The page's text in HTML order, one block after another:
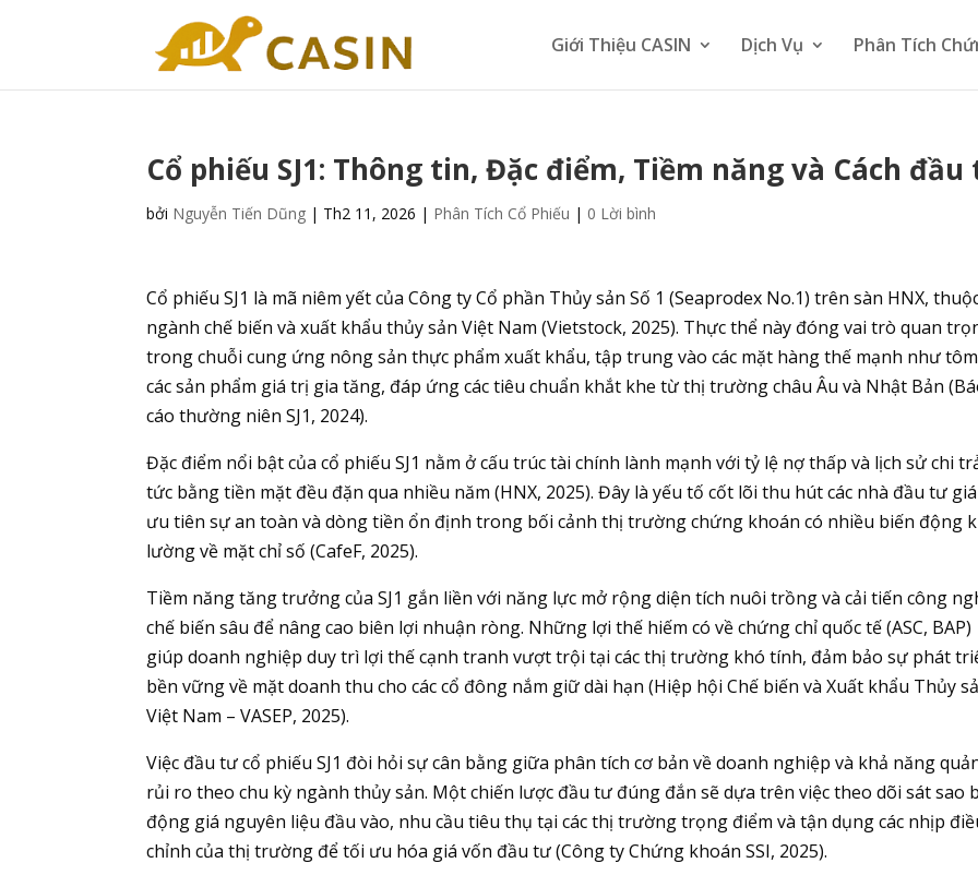
Giới Thiệu CASIN Dịch Vụ Phân Tích
Cổ phiếu SJ1: Thông tin, Đặc điểm, Tiềm năng và Cách
bởi Nguyễn Tiến Dũng | Th2 11, 2026 | Phân Tích Cổ Phiếu | 0 Lời bình
Cổ phiếu SJ1 là mã niêm yết của Công ty Cổ phần Thủy sản Số 1 (Seaprodex No.1) trên sàn HNX,
ngành chế biến và xuất khẩu thủy sản Việt Nam (Vietstock, 2025). Thực thể này đóng vai trò quan
trong chuỗi cung ứng nông sản thực phẩm xuất khẩu, tập trung vào các mặt hàng thế mạnh như
các sản phẩm giá trị gia tăng, đáp ứng các tiêu chuẩn khắt khe từ thị trường châu Âu và Nhật Bản
cáo thường niên SJ1, 2024).
Đặc điểm nổi bật của cổ phiếu SJ1 nằm ở cấu trúc tài chính lành mạnh với tỷ lệ nợ thấp và lịch sử chi
tức bằng tiền mặt đều đặn qua nhiều năm (HNX, 2025). Đây là yếu tố cốt lõi thu hút các nhà đầu tư
ưu tiên sự an toàn và dòng tiền ổn định trong bối cảnh thị trường chứng khoán có nhiều biến động
lường về mặt chỉ số (CafeF, 2025).
Tiềm năng tăng trưởng của SJ1 gắn liền với năng lực mở rộng diện tích nuôi trồng và cải tiến công
chế biến sâu để nâng cao biên lợi nhuận ròng. Những lợi thế hiếm có về chứng chỉ quốc tế (ASC, BAP)
giúp doanh nghiệp duy trì lợi thế cạnh tranh vượt trội tại các thị trường khó tính, đảm bảo sự phát
bền vững về mặt doanh thu cho các cổ đông nắm giữ dài hạn (Hiệp hội Chế biến và Xuất khẩu Thủy
Việt Nam – VASEP, 2025).
Việc đầu tư cổ phiếu SJ1 đòi hỏi sự cân bằng giữa phân tích cơ bản về doanh nghiệp và khả năng
rủi ro theo chu kỳ ngành thủy sản. Một chiến lược đầu tư đúng đắn sẽ dựa trên việc theo dõi sát sao
động giá nguyên liệu đầu vào, nhu cầu tiêu thụ tại các thị trường trọng điểm và tận dụng các nhịp
chỉnh của thị trường để tối ưu hóa giá vốn đầu tư (Công ty Chứng khoán SSI, 2025).